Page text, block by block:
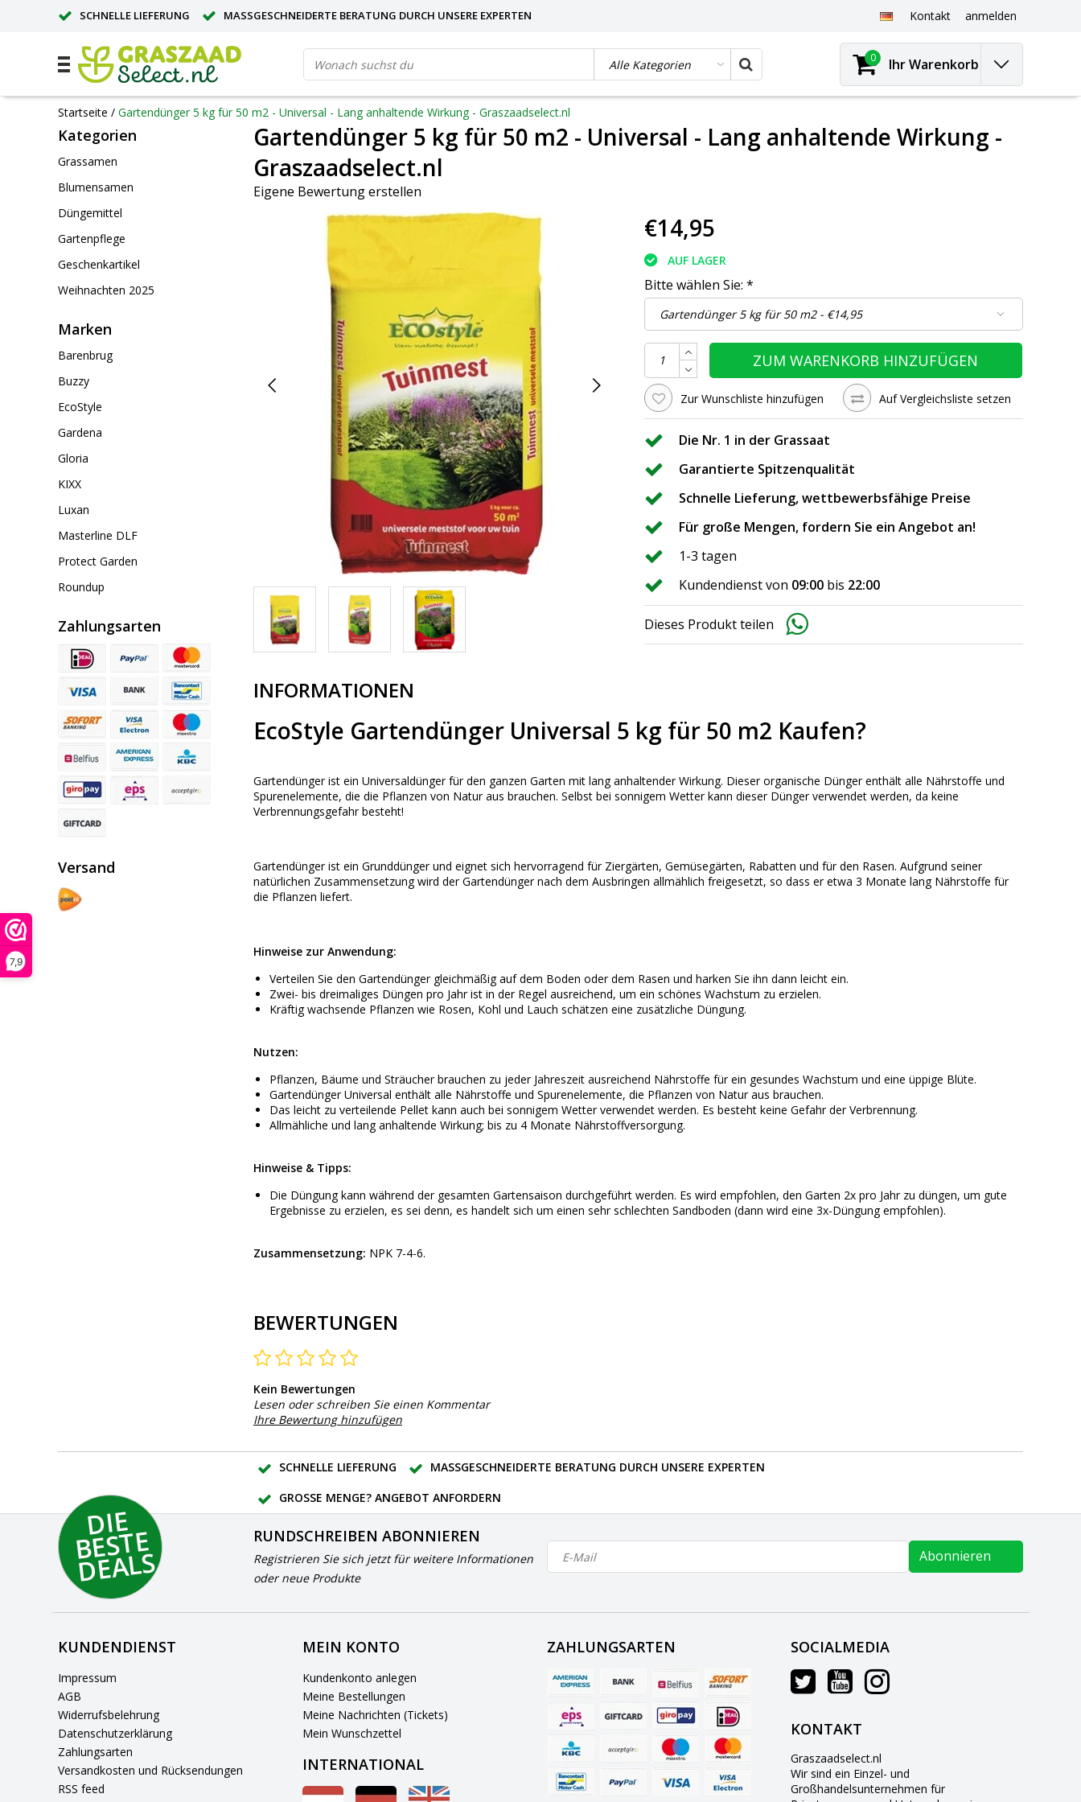
7,9
SCHNELLE LIEFERUNG MASSGESCHNEIDERTE BERATUNG DURCH UNSERE EXPERTEN
GROSSE MENGE? ANGEBOT ANFORDERN
Kontakt anmelden
0 Ihr Warenkorb
Startseite / Gartendünger 5 kg für 50 m2 - Universal - Lang anhaltende Wirkung - Graszaadselect.nl
Kategorien
Grassamen
Blumensamen
Düngemittel
Gartenpflege
Geschenkartikel
Weihnachten 2025
Marken
Barenbrug
Buzzy
EcoStyle
Gardena
Gloria
KIXX
Luxan
Masterline DLF
Protect Garden
Roundup
Zahlungsarten
Versand
Gartendünger 5 kg für 50 m2 - Universal - Lang anhaltende Wirkung -
Graszaadselect.nl
Eigene Bewertung erstellen
€14,95
AUF LAGER
Bitte wählen Sie: *
ZUM WARENKORB HINZUFÜGEN
Zur Wunschliste hinzufügen Auf Vergleichsliste setzen
Die Nr. 1 in der Grassaat
Garantierte Spitzenqualität
Schnelle Lieferung, wettbewerbsfähige Preise
Für große Mengen, fordern Sie ein Angebot an!
1-3 tagen
Kundendienst von 09:00 bis 22:00
Dieses Produkt teilen
INFORMATIONEN
EcoStyle Gartendünger Universal 5 kg für 50 m2 Kaufen?
Gartendünger ist ein Universaldünger für den ganzen Garten mit lang anhaltender Wirkung. Dieser organische Dünger enthält alle Nährstoffe und
Spurenelemente, die die Pflanzen von Natur aus brauchen. Selbst bei sonnigem Wetter kann dieser Dünger verwendet werden, da keine
Verbrennungsgefahr besteht!
Gartendünger ist ein Grunddünger und eignet sich hervorragend für Ziergärten, Gemüsegärten, Rabatten und für den Rasen. Aufgrund seiner
natürlichen Zusammensetzung wird der Gartendünger nach dem Ausbringen allmählich freigesetzt, so dass er etwa 3 Monate lang Nährstoffe für
die Pflanzen liefert.
Hinweise zur Anwendung:
Verteilen Sie den Gartendünger gleichmäßig auf dem Boden oder dem Rasen und harken Sie ihn dann leicht ein.
Zwei- bis dreimaliges Düngen pro Jahr ist in der Regel ausreichend, um ein schönes Wachstum zu erzielen.
Kräftig wachsende Pflanzen wie Rosen, Kohl und Lauch schätzen eine zusätzliche Düngung.
Nutzen:
Pflanzen, Bäume und Sträucher brauchen zu jeder Jahreszeit ausreichend Nährstoffe für ein gesundes Wachstum und eine üppige Blüte.
Gartendünger Universal enthält alle Nährstoffe und Spurenelemente, die Pflanzen von Natur aus brauchen.
Das leicht zu verteilende Pellet kann auch bei sonnigem Wetter verwendet werden. Es besteht keine Gefahr der Verbrennung.
Allmähliche und lang anhaltende Wirkung; bis zu 4 Monate Nährstoffversorgung.
Hinweise & Tipps:
Die Düngung kann während der gesamten Gartensaison durchgeführt werden. Es wird empfohlen, den Garten 2x pro Jahr zu düngen, um gute
Ergebnisse zu erzielen, es sei denn, es handelt sich um einen sehr schlechten Sandboden (dann wird eine 3x-Düngung empfohlen).
Zusammensetzung: NPK 7-4-6.
BEWERTUNGEN
Kein Bewertungen
Lesen oder schreiben Sie einen Kommentar
Ihre Bewertung hinzufügen
SCHNELLE LIEFERUNG
MASSGESCHNEIDERTE BERATUNG DURCH UNSERE EXPERTEN
GROSSE MENGE? ANGEBOT ANFORDERN
DI
E
B
E
S
T
E
D
E
A
L
S
RUNDSCHREIBEN ABONNIEREN
Registrieren Sie sich jetzt für weitere Informationen
oder neue Produkte
Abonnieren
KUNDENDIENST
Impressum
AGB
Widerrufsbelehrung
Datenschutzerklärung
Zahlungsarten
Versandkosten und Rücksendungen
RSS feed
MEIN KONTO
Kundenkonto anlegen
Meine Bestellungen
Meine Nachrichten (Tickets)
Mein Wunschzettel
INTERNATIONAL
ZAHLUNGSARTEN SOCIALMEDIA
KONTAKT
Graszaadselect.nl
Wir sind ein Einzel- und
Großhandelsunternehmen für